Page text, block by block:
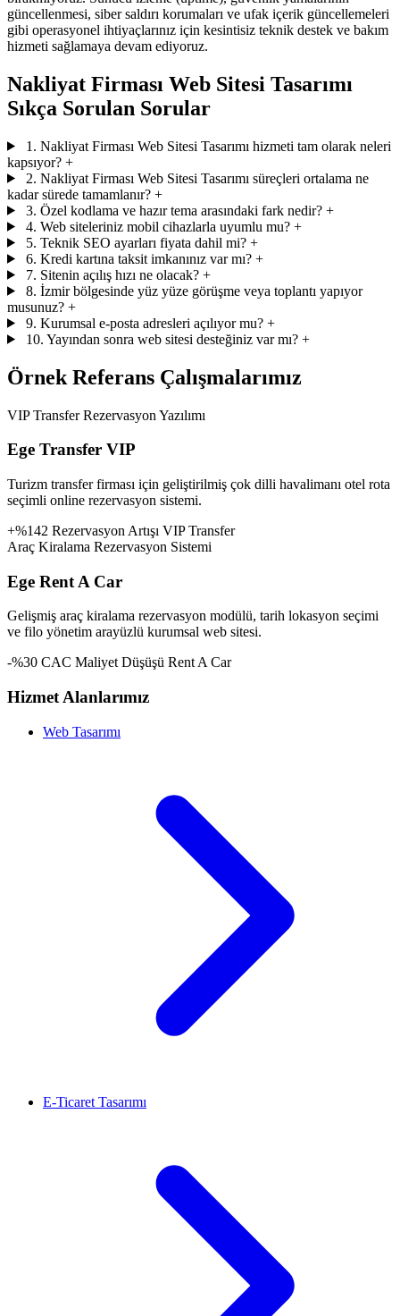
güncellenmesi, siber saldırı korumaları ve ufak içerik güncellemeleri
gibi operasyonel ihtiyaçlarınız için kesintisiz teknik destek ve bakım
hizmeti sağlamaya devam ediyoruz.
Nakliyat Firması Web Sitesi Tasarımı
Sıkça Sorulan Sorular
1. Nakliyat Firması Web Sitesi Tasarımı hizmeti tam olarak neleri
kapsıyor? +
2. Nakliyat Firması Web Sitesi Tasarımı süreçleri ortalama ne
kadar sürede tamamlanır? +
3. Özel kodlama ve hazır tema arasındaki fark nedir? +
4. Web siteleriniz mobil cihazlarla uyumlu mu? +
5. Teknik SEO ayarları fiyata dahil mi? +
6. Kredi kartına taksit imkanınız var mı? +
7. Sitenin açılış hızı ne olacak? +
8. İzmir bölgesinde yüz yüze görüşme veya toplantı yapıyor
musunuz? +
9. Kurumsal e-posta adresleri açılıyor mu? +
10. Yayından sonra web sitesi desteğiniz var mı? +
Örnek Referans Çalışmalarımız
VIP Transfer Rezervasyon Yazılımı
Ege Transfer VIP
Turizm transfer firması için geliştirilmiş çok dilli havalimanı otel rota
seçimli online rezervasyon sistemi.
+%142 Rezervasyon Artışı VIP Transfer
Araç Kiralama Rezervasyon Sistemi
Ege Rent A Car
Gelişmiş araç kiralama rezervasyon modülü, tarih lokasyon seçimi
ve filo yönetim arayüzlü kurumsal web sitesi.
-%30 CAC Maliyet Düşüşü Rent A Car
Hizmet Alanlarımız
Web Tasarımı
E-Ticaret Tasarımı